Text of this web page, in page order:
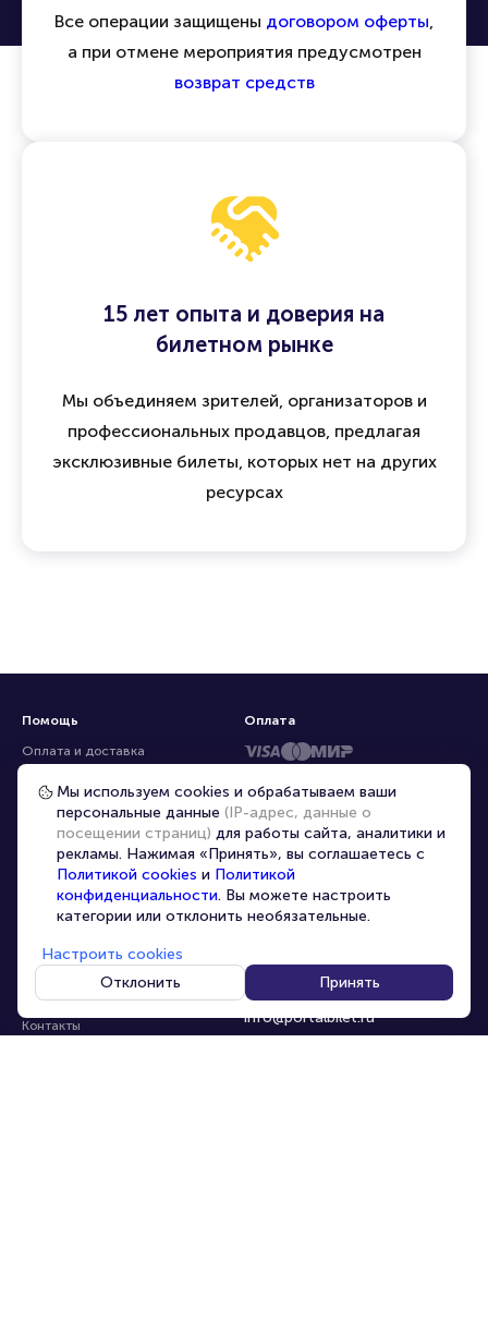
Все операции защищены договором оферты,
а при отмене мероприятия предусмотрен
возврат средств
15 лет опыта и доверия на
билетном рынке
Мы объединяем зрителей, организаторов и
профессиональных продавцов, предлагая
эксклюзивные билеты, которых нет на других
ресурсах
Помощь
Оплата и доставка
Частые вопросы
Перепродажа билетов
Организаторам
Корпоративным клиентам
VIP-билеты
Персональные данные
О компании
Контакты
8-800-500-42-62
8-499-226-15-14
info@portalbilet.ru
С 10:00 до 21:00,
Оплата
Мы используем cookies и обрабатываем ваши
персональные данные (IP-адрес, данные о
посещении страниц) для работы сайта, аналитики и
рекламы. Нажимая «Принять», вы соглашаетесь с
Политикой cookies и Политикой
конфиденциальности. Вы можете настроить
категории или отклонить необязательные.
Настроить cookies
Отклонить
Принять